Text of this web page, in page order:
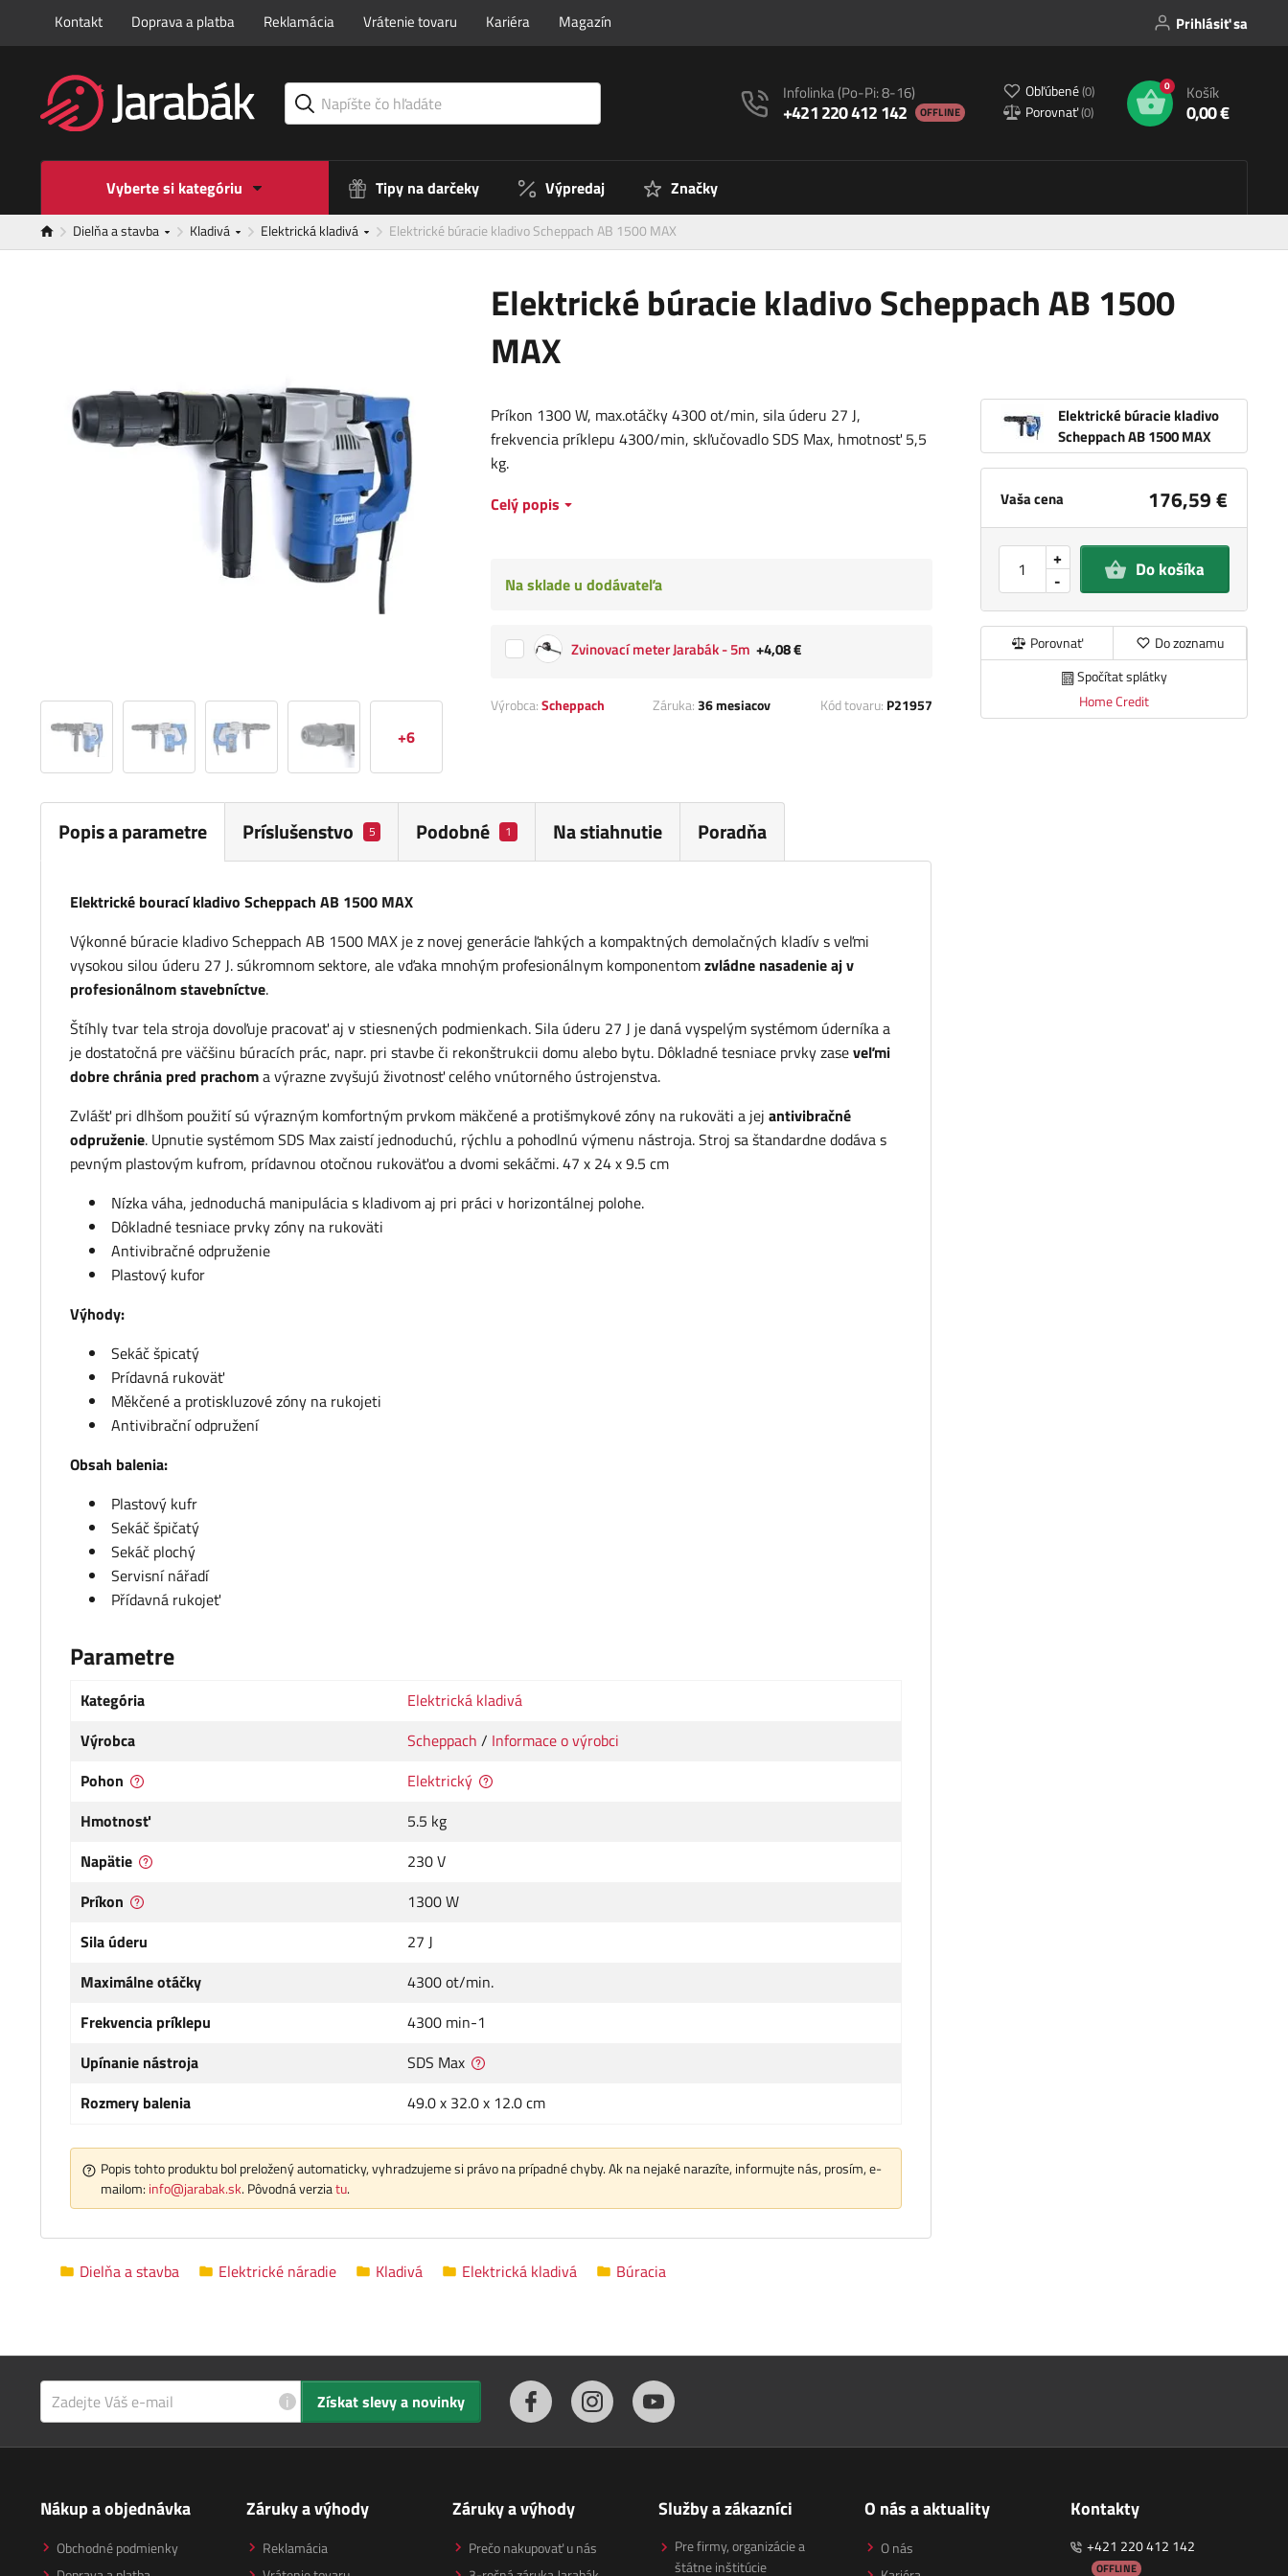
Kontakt Doprava a platba Reklamácia Vrátenie tovaru Kariéra Magazín Prihlásiť sa
Infolinka(Po-Pi: 8-16)
+421 220 412 142 OFFLINE
Obľúbené(0)
Porovnať(0)
0 Košík
0,00 €
Vyberte si kategóriu Tipy na darčeky Výpredaj Značky
Dielňa a stavba Kladivá Elektrická kladivá Elektrické búracie kladivo Scheppach AB 1500 MAX
Elektrické búracie kladivo Scheppach AB 1500
MAX
+6
Elektrické búracie kladivo
Scheppach AB 1500 MAX
Vaša cena 176,59 €
-
+ Do košíka
Porovnať
Do zoznamu
Spočítat splátky
Home Credit
Príkon 1300 W, max.otáčky 4300 ot/min, sila úderu 27 J,
frekvencia príklepu 4300/min, skľučovadlo SDS Max, hmotnosť 5,5
kg.
Celý popis
Na sklade u dodávateľa
Zvinovací meter Jarabák - 5m +4,08 €
Výrobca:Scheppach Záruka:36 mesiacov Kód tovaru: P21957
Popis a parametre Príslušenstvo 5 Podobné 1 Na stiahnutie Poradňa
Elektrické bourací kladivo Scheppach AB 1500 MAX
Výkonné búracie kladivo Scheppach AB 1500 MAX je z novej generácie ľahkých a kompaktných demolačných kladív s veľmi
vysokou silou úderu 27 J. súkromnom sektore, ale vďaka mnohým profesionálnym komponentomzvládne nasadenie aj v
profesionálnom stavebníctve.
Štíhly tvar tela stroja dovoľuje pracovať aj v stiesnených podmienkach. Sila úderu 27 J je daná vyspelým systémom úderníka a
je dostatočná pre väčšinu búracích prác, napr. pri stavbe či rekonštrukcii domu alebo bytu. Dôkladné tesniace prvky zaseveľmi
dobre chránia pred prachoma výrazne zvyšujú životnosť celého vnútorného ústrojenstva.
Zvlášť pri dlhšom použití sú výrazným komfortným prvkom mäkčené a protišmykové zóny na rukoväti a jej antivibračné
odpruženie. Upnutie systémom SDS Max zaistí jednoduchú, rýchlu a pohodlnú výmenu nástroja. Stroj sa štandardne dodáva s
pevným plastovým kufrom, prídavnou otočnou rukoväťou a dvomi sekáčmi. 47 x 24 x 9.5 cm
Nízka váha, jednoduchá manipulácia s kladivom aj pri práci v horizontálnej polohe.
Dôkladné tesniace prvky zóny na rukoväti
Antivibračné odpruženie
Plastový kufor
Výhody:
Sekáč špicatý
Prídavná rukoväť
Měkčené a protiskluzové zóny na rukojeti
Antivibrační odpružení
Obsah balenia:
Plastový kufr
Sekáč špičatý
Sekáč plochý
Servisní nářadí
Přídavná rukojeť
Parametre
Kategória
Elektrická kladivá
Výrobca
Scheppach / Informace o výrobci
Pohon
Elektrický
Hmotnosť
5.5 kg
Napätie
230 V
Príkon
1300 W
Sila úderu
27 J
Maximálne otáčky
4300 ot/min.
Frekvencia príklepu
4300 min-1
Upínanie nástroja
SDS Max
Rozmery balenia
49.0 x 32.0 x 12.0 cm
Popis tohto produktu bol preložený automaticky, vyhradzujeme si právo na prípadné chyby. Ak na nejaké narazíte, informujte nás, prosím, e-
mailom: info@jarabak.sk. Pôvodná verziatu.
Dielňa a stavba Elektrické náradie Kladivá Elektrická kladivá Búracia
i Získat slevy a novinky
Nákup a objednávka
Obchodné podmienky
Záruky a výhody
Reklamácia
Záruky a výhody
Prečo nakupovať u nás
Služby a zákazníci
Pre firmy, organizácie a
štátne inštitúcie
O nás a aktuality
O nás
Kontakty
+421 220 412 142
OFFLINE